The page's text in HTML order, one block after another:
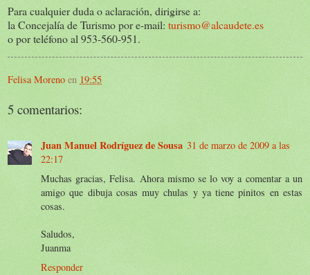
Para cualquier duda o aclaración, dirigirse a:
la Concejalía de Turismo por e-mail: turismo@alcaudete.es
o por teléfono al 953-560-951.
Felisa Moreno en 19:55
5 comentarios:
Juan Manuel Rodríguez de Sousa 31 de marzo de 2009 a las
22:17
Muchas gracias, Felisa. Ahora mismo se lo voy a comentar a un
amigo que dibuja cosas muy chulas y ya tiene pinitos en estas
cosas.
Saludos,
Juanma
Responder